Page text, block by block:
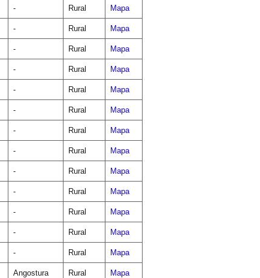
- Rural Mapa
- Rural Mapa
- Rural Mapa
- Rural Mapa
- Rural Mapa
- Rural Mapa
- Rural Mapa
- Rural Mapa
- Rural Mapa
- Rural Mapa
- Rural Mapa
- Rural Mapa
- Rural Mapa
Angostura Rural Mapa